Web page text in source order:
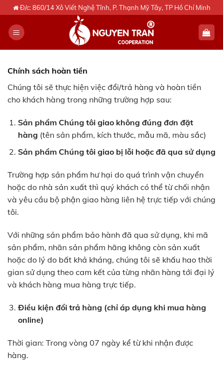
Skip
to
content
Đ/c: 860/14 Xô Viết Nghệ Tĩnh, P. Thạnh Mỹ Tây, TP Hồ Chí Minh
Chính sách hoàn tiền
Chúng tôi sẽ thực hiện việc đổi/trả hàng và hoàn tiền
cho khách hàng trong những trường hợp sau:
Sản phẩm Chúng tôi giao không đúng đơn đặt
hàng (tên sản phẩm, kích thước, mẫu mã, màu sắc)
Sản phẩm Chúng tôi giao bị lỗi hoặc đã qua sử dụng
Trường hợp sản phẩm hư hại do quá trình vận chuyển
hoặc do nhà sản xuất thì quý khách có thể từ chối nhận
và yêu cầu bộ phận giao hàng liên hệ trực tiếp với chúng
tôi.
Với những sản phẩm bảo hành đã qua sử dụng, khi mã
sản phẩm, nhãn sản phẩm hãng không còn sản xuất
hoặc do lý do bất khả kháng, chúng tôi sẽ khấu hao thời
gian sử dụng theo cam kết của từng nhãn hàng tới đại lý
và khách hàng mua hàng trực tiếp.
Điều kiện đổi trả hàng (chỉ áp dụng khi mua hàng
online)
Thời gian: Trong vòng 07 ngày kể từ khi nhận được
hàng.